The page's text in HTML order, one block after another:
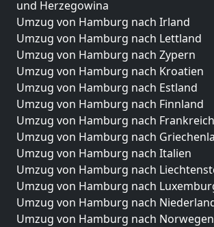
und Herzegowina
Umzug von Hamburg nach Irland
Umzug von Hamburg nach Lettland
Umzug von Hamburg nach Zypern
Umzug von Hamburg nach Kroatien
Umzug von Hamburg nach Estland
Umzug von Hamburg nach Finnland
Umzug von Hamburg nach Frankreich
Umzug von Hamburg nach
Umzug von Hamburg nach Italien
Umzug von Hamburg nach
Umzug von Hamburg nach
Umzug von Hamburg nach
Umzug von Hamburg nach Norwegen